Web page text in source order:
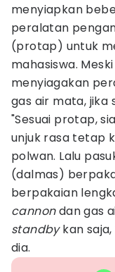
menyiapkan
peralatan
(protap) untuk
mahasiswa.
menyiagakan
gas air mata, jika
"Sesuai protap,
unjuk rasa tetap
polwan. Lalu
(dalmas)
berpakaian
cannondan gas
standbykan saja,
dia.